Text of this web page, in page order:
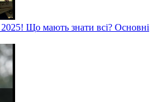
Що мають знати всі? Основні